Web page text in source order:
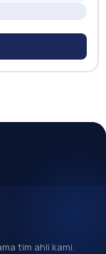
tim ahli kami.